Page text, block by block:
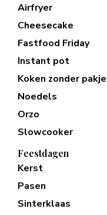
Airfryer
Cheesecake
Fastfood Friday
Instant pot
Koken zonder
Noedels
Orzo
Slowcooker
Feestdagen
Kerst
Pasen
Sinterklaas